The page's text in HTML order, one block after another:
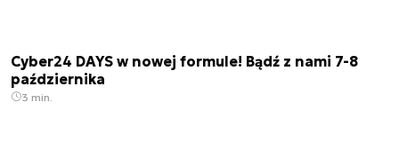
Cyber24 DAYS w nowej formule! Bądź z nami 7-8
października
3 min.